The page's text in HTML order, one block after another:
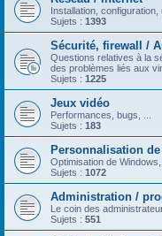
Installation,
Sujets : 1393
Sécurité, firewall /
Questions relatives à la
des problèmes liés aux
Sujets : 1225
Jeux vidéo
Performances, bugs, ...
Sujets : 183
Personnalisation
Optimisation de
Sujets : 1072
Administration /
Le coin des
Sujets : 551